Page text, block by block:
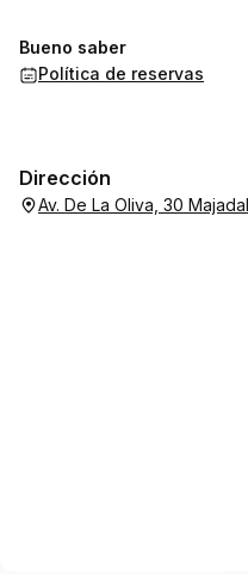
Bueno saber
Política de reservas
Dirección
Av. De La Oliva, 30